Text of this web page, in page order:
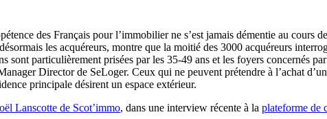
des Français pour l’immobilier ne s’est jamais démentie au cours
les acquéreurs, montre que la moitié des 3000 acquéreurs
sont particulièrement prisées par les 35-49 ans et les foyers concernés
Director de SeLoger. Ceux qui ne peuvent prétendre à l’achat
principale désirent un espace extérieur.
Lanscotte de Scot’immo, dans une interview récente à la plateforme de